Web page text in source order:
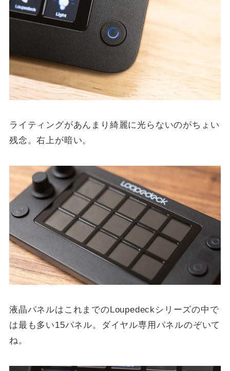
ライティングがあんまり綺麗に光らないのがちょい
残念。右上が暗い。
液晶パネルはこれまでのLoupedeckシリーズの中で
は最も多い15パネル。ダイヤル専用パネルのぞいて
ね。